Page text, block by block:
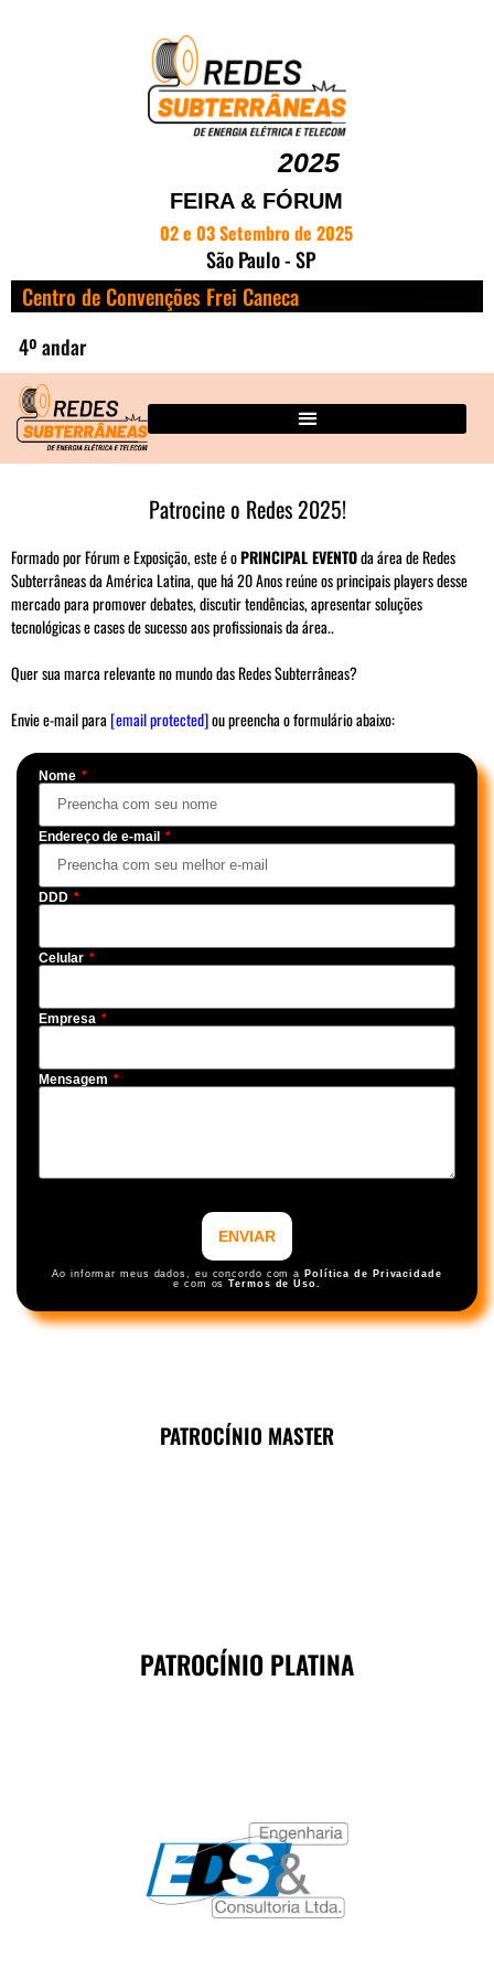
2025
FEIRA & FÓRUM
02 e 03 Setembro de 2025
São Paulo - SP
Centro de Convenções Frei Caneca
4º andar
Patrocine o Redes 2025!
Formado por Fórum e Exposição, este é oPRINCIPAL EVENTOda área de Redes
Subterrâneas da América Latina, que há 20 Anos reúne os principais players desse
mercado para promover debates, discutir tendências, apresentar soluções
tecnológicas e cases de sucesso aos profissionais da área..
Quer sua marca relevante no mundo das Redes Subterrâneas?
Envie e-mail para[email protected]ou preencha o formulário abaixo:
Nome
Endereço de e-mail
DDD
Celular
Empresa
Mensagem
ENVIAR
Ao informar meus dados, eu concordo com a
Política de Privacidade
e com osTermos de Uso.
PATROCÍNIO MASTER
PATROCÍNIO PLATINA